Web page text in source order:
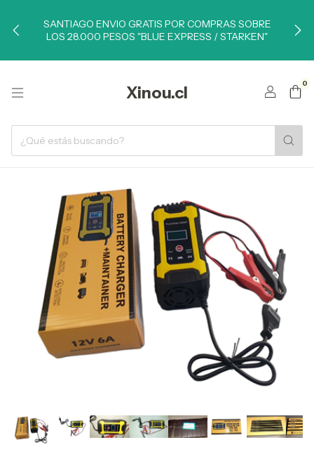
SANTIAGO ENVIO GRATIS POR COMPRAS SOBRE
LOS 28.000 PESOS "BLUE EXPRESS / STARKEN"
Xinou.cl 0